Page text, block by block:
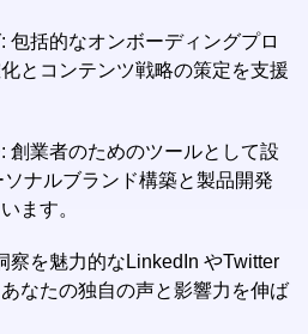
包括的なオンボーディングプロ
とコンテンツ戦略の策定を支援
創業者のためのツールとして設
ナルブランド構築と製品開発
ます。
察を魅力的なLinkedIn やTwitter
なたの独自の声と影響力を伸ば